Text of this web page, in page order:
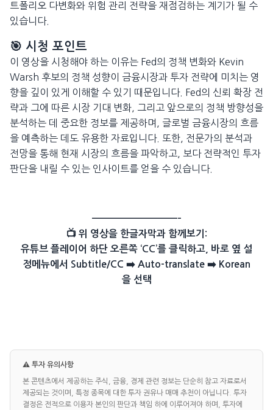
트폴리오 다변화와 위험 관리 전략을 재점검하는 계기가 될 수
있습니다.
🎯 시청 포인트
이 영상을 시청해야 하는 이유는 Fed의 정책 변화와 Kevin
Warsh 후보의 정책 성향이 금융시장과 투자 전략에 미치는 영
향을 깊이 있게 이해할 수 있기 때문입니다. Fed의 신뢰 확장 전
략과 그에 따른 시장 기대 변화, 그리고 앞으로의 정책 방향성을
분석하는 데 중요한 정보를 제공하며, 글로벌 금융시장의 흐름
을 예측하는 데도 유용한 자료입니다. 또한, 전문가의 분석과
전망을 통해 현재 시장의 흐름을 파악하고, 보다 전략적인 투자
판단을 내릴 수 있는 인사이트를 얻을 수 있습니다.
——————————–
📺 위 영상을 한글자막과 함께보기:
유튜브 플레이어 하단 오른쪽 ‘CC’를 클릭하고, 바로 옆 설
정메뉴에서 Subtitle/CC ➡️ Auto-translate ➡️ Korean
을 선택
⚠️ 투자 유의사항
본 콘텐츠에서 제공하는 주식, 금융, 경제 관련 정보는 단순히 참고 자료로서
제공되는 것이며, 특정 종목에 대한 투자 권유나 매매 추천이 아닙니다. 투자
결정은 전적으로 이용자 본인의 판단과 책임 하에 이루어져야 하며, 투자에